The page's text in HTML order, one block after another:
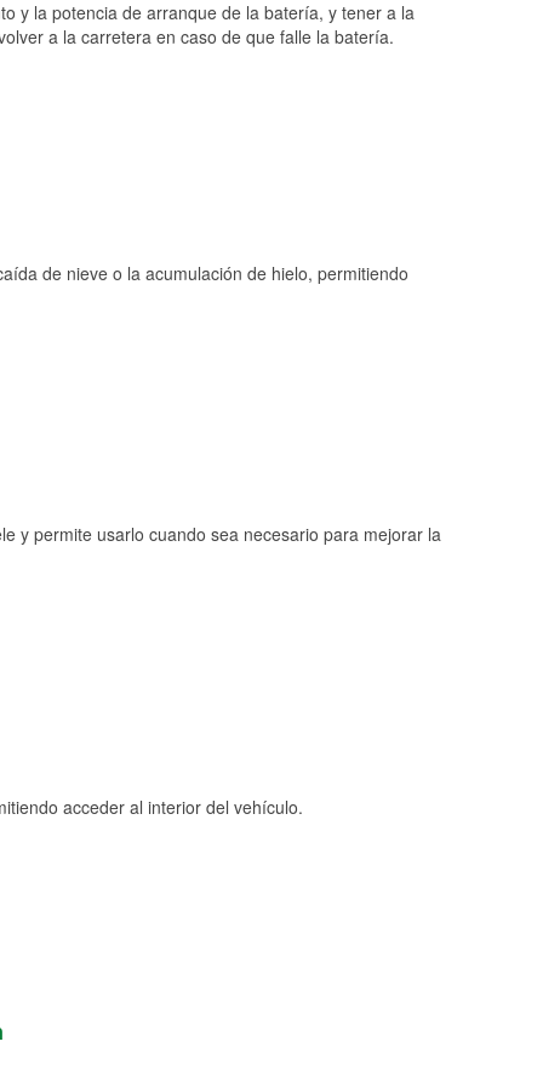
y la potencia de arranque de la batería, y tener a la
a la carretera en caso de que falle la batería.
de nieve o la acumulación de hielo, permitiendo
y permite usarlo cuando sea necesario para mejorar la
acceder al interior del vehículo.